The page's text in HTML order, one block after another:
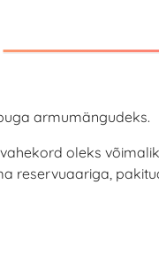
armumängudeks.
oleks
reservuaariga,